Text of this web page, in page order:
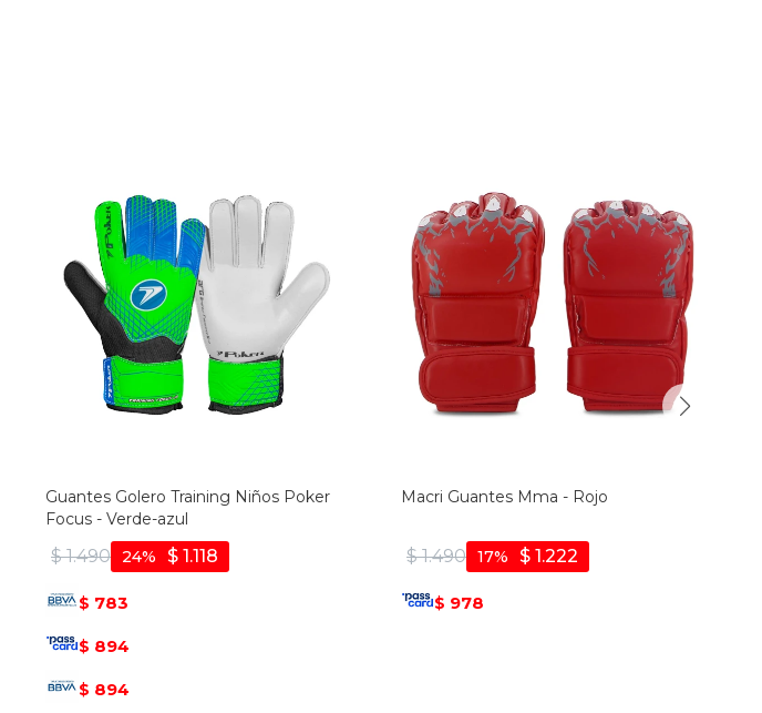
Guantes Golero Training Niños Poker
Focus - Verde-azul
$ 1.490 $ 1.118
24
$ 783
$ 894
$ 894
Macri Guantes Mma - Rojo
$ 1.490 $ 1.222
17
$ 978